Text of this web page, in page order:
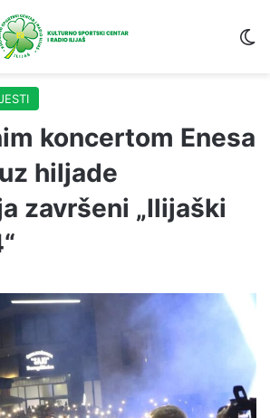
koncertom Enesa
hiljade
završeni „Ilijaški